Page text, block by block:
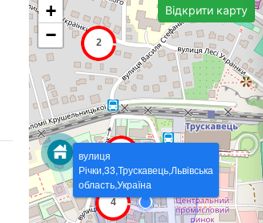
Відкрити карту
вулиця
Річки,33,Трускавець,Львівська
область,Україна
+
−